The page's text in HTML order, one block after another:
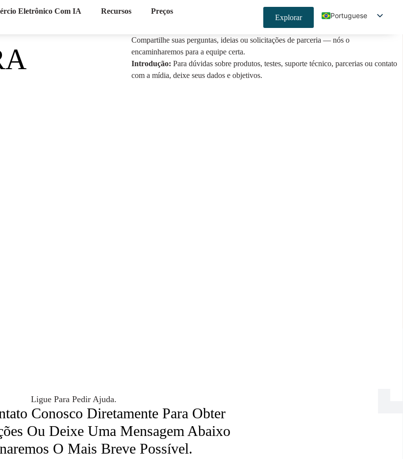
Eletrônico Com IA Recursos Preços
Explorar
Portuguese
Japanese
Compartilhe suas perguntas, ideias ou solicitações de parceria — nós o
encaminharemos para a equipe certa.
Introdução: Para dúvidas sobre produtos, testes, suporte técnico, parcerias ou contato
com a mídia, deixe seus dados e objetivos.
Ligue Para Pedir Ajuda.
Conosco Diretamente Para Obter
Ou Deixe Uma Mensagem Abaixo
O Mais Breve Possível.